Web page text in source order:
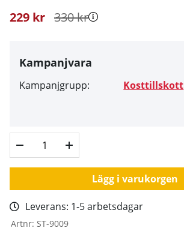
330kr
229 kr
Kampanjvara
Kampanjgrupp: Kosttillskott
Lägg i varukorgen
Leverans: 1-5 arbetsdagar
Artnr: ST-9009